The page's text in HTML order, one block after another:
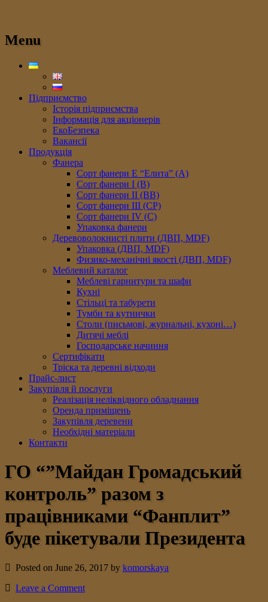
Menu
Підприємство
Історія підприємства
Інформація для акціонерів
ЕкоБезпека
Вакансії
Продукція
Фанера
Сорт фанери E “Елита” (A)
Сорт фанери I (В)
Сорт фанери II (ВB)
Сорт фанери III (CP)
Сорт фанери IV (C)
Упаковка фанери
Деревоволокнисті плити (ДВП, MDF)
Упаковка (ДВП, MDF)
Физико-механічні якості (ДВП, MDF)
Меблевий каталог
Меблеві гарнитури та шафи
Кухні
Стільці та табурети
Тумби та кутнички
Столи (письмові, журнальні, кухоні…)
Дитячі меблі
Господарське начиння
Сертифікати
Тріска та деревні відходи
Прайс-лист
Закупівля й послуги
Реалізація неліквідного обладнання
Оренда приміщень
Закупівля деревени
Необхідні матеріали
Контакти
ГО “”Майдан Громадський
контроль” разом з
працівниками “Фанплит”
буде пікетували Президента
Posted on June 26, 2017 by komorskaya
Leave a Comment